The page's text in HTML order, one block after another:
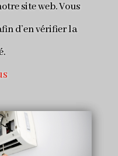
site web. Vous
d’en vérifier la